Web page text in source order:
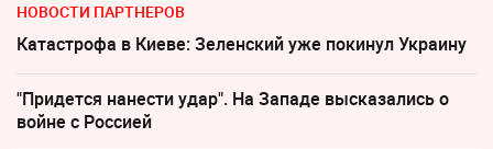
НОВОСТИ ПАРТНЕРОВ
Катастрофа в Киеве: Зеленский уже покинул Украину
"Придется нанести удар". На Западе высказались о
войне с Россией